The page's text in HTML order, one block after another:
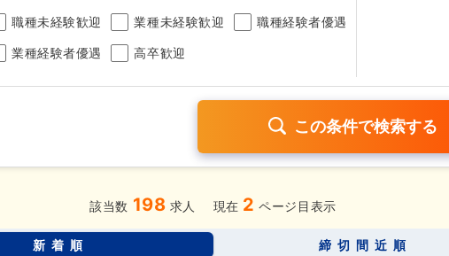
職種未経験歓迎 業種未経験歓迎 職種経験者優遇
業種経験者優遇 高卒歓迎
完全週休2日制 年間休日120日以上 残業少なめ（1日1時間以内）
土日面接OK 書類選考なし
該当数 198 求人 現在 2 ページ目表示
新着順 締切間近順